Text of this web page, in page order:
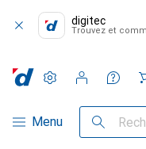
digitec
Trouvez et
Navigation par catégorie
Menu Recherche
Paramètres
Compte client
Listes de
Listes d'envies
Panier